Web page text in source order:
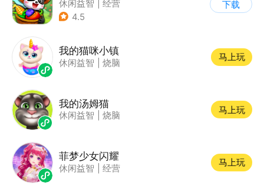
休闲益智
经营
| 田园生活
4.5
下载
我的猫咪小镇
休闲益智 烧脑
马上玩
我的汤姆猫
休闲益智 烧脑
马上玩
菲梦少女闪耀
休闲益智 经营
马上玩